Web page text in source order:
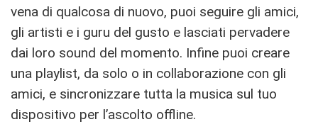
vena di qualcosa di nuovo, puoi seguire gli amici,
gli artisti e i guru del gusto e lasciati pervadere
dai loro sound del momento. Infine puoi creare
una playlist, da solo o in collaborazione con gli
amici, e sincronizzare tutta la musica sul tuo
dispositivo per l’ascolto offline.